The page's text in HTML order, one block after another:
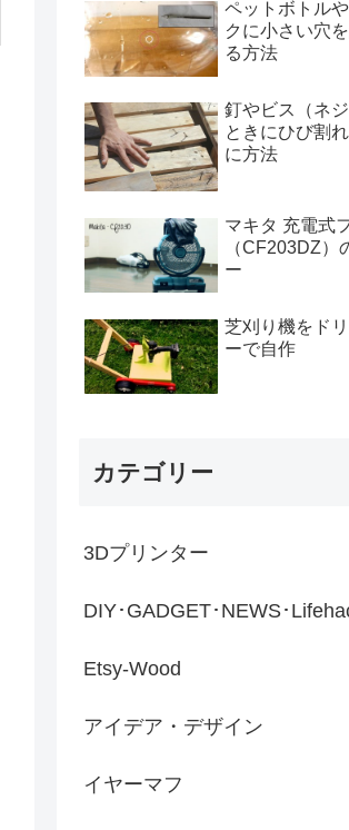
ペットボトル
クに小さい穴
る方法
釘やビス（ネ
ときにひび割
に方法
マキタ 充電式
（CF203DZ）
ー
芝刈り機をド
ーで自作
カテゴリー
3Dプリンター
DIY･GADGET･NEWS･
Etsy-Wood
アイデア・デザイン
イヤーマフ